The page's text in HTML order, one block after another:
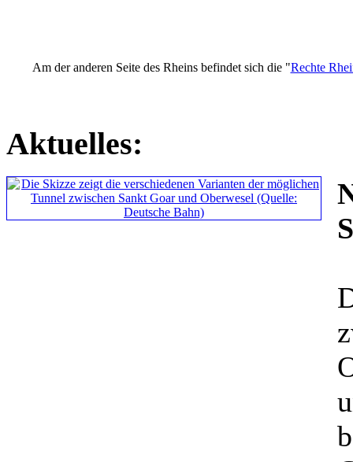
Am der anderen Seite des Rheins befindet sich die "Rechte
Aktuelles: